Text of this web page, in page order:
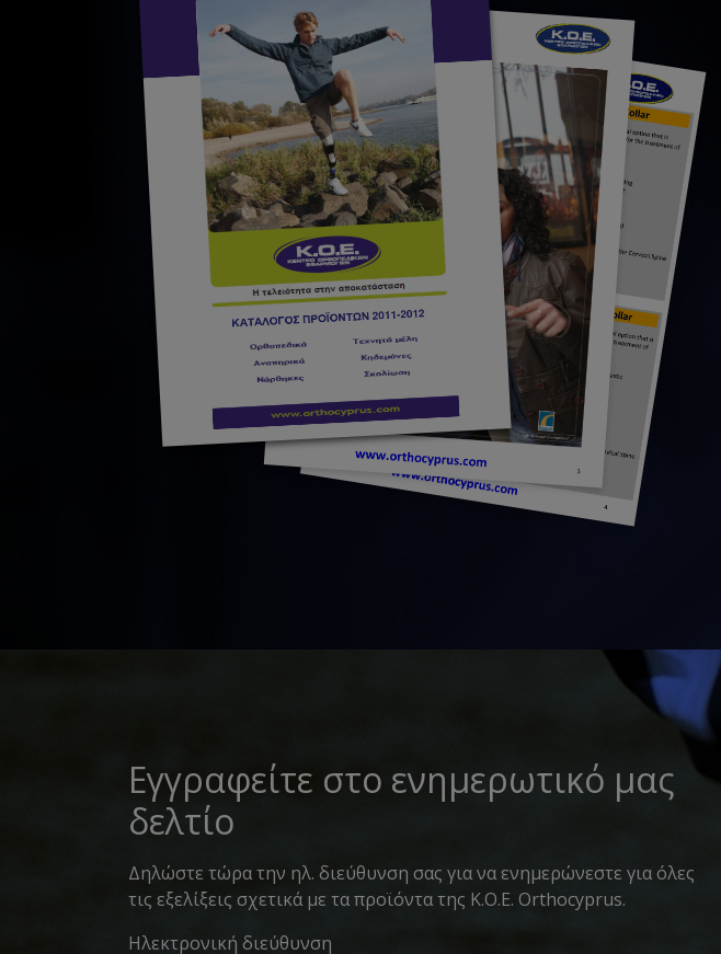
Εγγραφείτε στο ενημερωτικό μας
δελτίο
Δηλώστε τώρα την ηλ. διεύθυνση σας για να ενημερώνεστε για όλες
τις εξελίξεις σχετικά με τα προϊόντα της K.O.E. Orthocyprus.
Ηλεκτρονική διεύθυνση